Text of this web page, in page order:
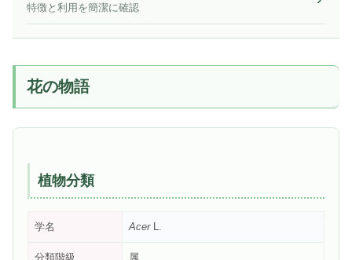
特徴と利用を簡潔に確認
花の物語
植物分類
学名 AcerL.
分類階級 属